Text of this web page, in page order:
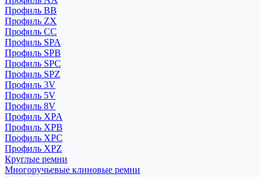
Профиль BB
Профиль ZX
Профиль CC
Профиль SPA
Профиль SPB
Профиль SPC
Профиль SPZ
Профиль 3V
Профиль 5V
Профиль 8V
Профиль XPA
Профиль XPB
Профиль XPC
Профиль XPZ
Круглые ремни
Многоручьевые клиновые ремни